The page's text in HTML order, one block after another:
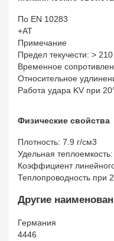
По EN 10283
+AT
Примечание
Предел текучести: >
Временное
Относительное
Работа удара KV при
Физические свойства
Плотность: 7.9 г/см3
Удельная
Коэффициент
Теплопроводность при
Другие
Германия
4446